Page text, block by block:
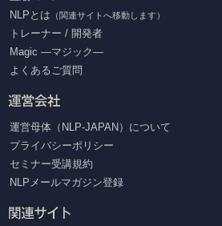
NLPとは （関連サイトへ移動します）
トレーナー / 開発者
Magic ―マジック―
よくあるご質問
運営母体（NLP-JAPAN）について
プライバシーポリシー
セミナー受講規約
NLPメールマガジン登録